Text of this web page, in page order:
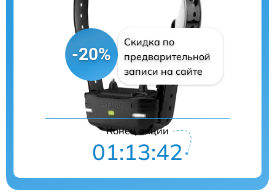
-20%
Скидка по
предварительной
записи на сайте
Конец акции
01:13:42